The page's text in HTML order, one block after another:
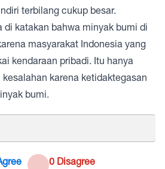
terbilang cukup besar.
di katakan bahwa minyak bumi di
masyarakat Indonesia yang
kendaraan pribadi. Itu hanya
karena ketidaktegasan
bumi.
0 Disagree